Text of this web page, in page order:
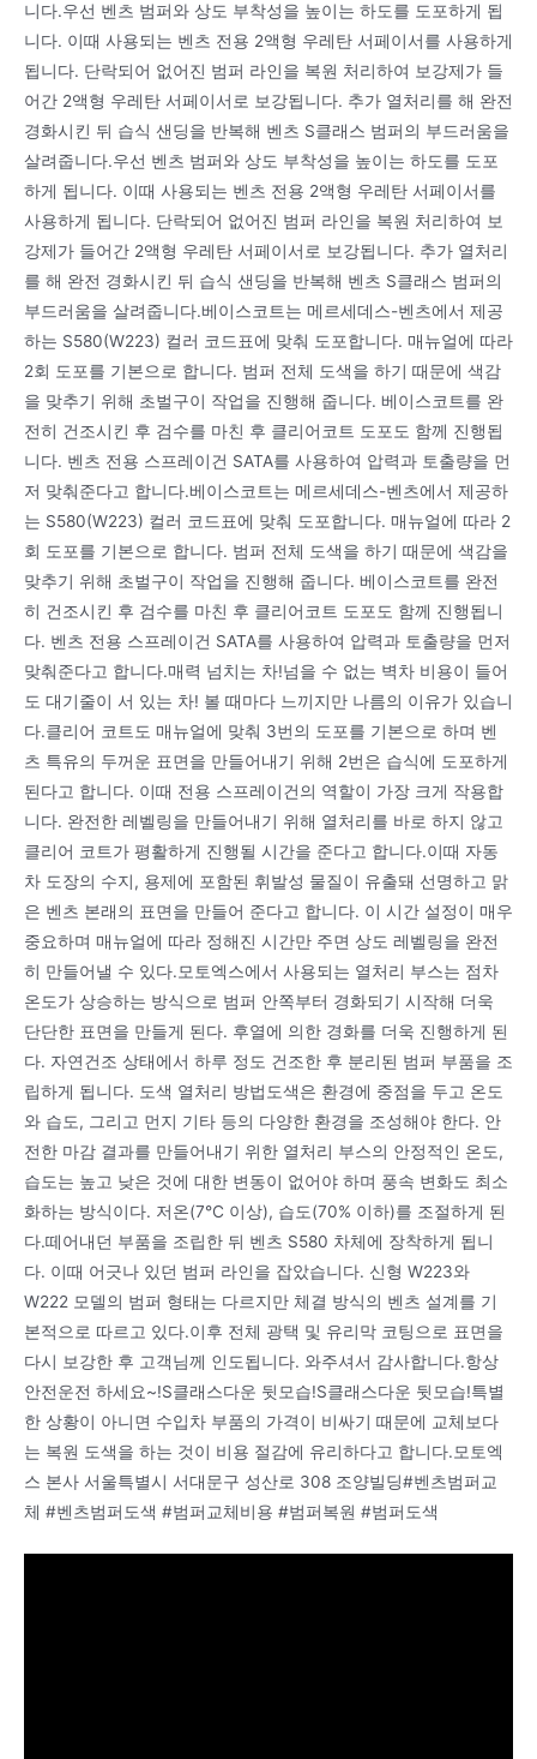
니다.우선 벤츠 범퍼와 상도 부착성을 높이는 하도를 도포하게 됩
니다. 이때 사용되는 벤츠 전용 2액형 우레탄 서페이서를 사용하게
됩니다. 단락되어 없어진 범퍼 라인을 복원 처리하여 보강제가 들
어간 2액형 우레탄 서페이서로 보강됩니다. 추가 열처리를 해 완전
경화시킨 뒤 습식 샌딩을 반복해 벤츠 S클래스 범퍼의 부드러움을
살려줍니다.우선 벤츠 범퍼와 상도 부착성을 높이는 하도를 도포
하게 됩니다. 이때 사용되는 벤츠 전용 2액형 우레탄 서페이서를
사용하게 됩니다. 단락되어 없어진 범퍼 라인을 복원 처리하여 보
강제가 들어간 2액형 우레탄 서페이서로 보강됩니다. 추가 열처리
를 해 완전 경화시킨 뒤 습식 샌딩을 반복해 벤츠 S클래스 범퍼의
부드러움을 살려줍니다.베이스코트는 메르세데스-벤츠에서 제공
하는 S580(W223) 컬러 코드표에 맞춰 도포합니다. 매뉴얼에 따라
2회 도포를 기본으로 합니다. 범퍼 전체 도색을 하기 때문에 색감
을 맞추기 위해 초벌구이 작업을 진행해 줍니다. 베이스코트를 완
전히 건조시킨 후 검수를 마친 후 클리어코트 도포도 함께 진행됩
니다. 벤츠 전용 스프레이건 SATA를 사용하여 압력과 토출량을 먼
저 맞춰준다고 합니다.베이스코트는 메르세데스-벤츠에서 제공하
는 S580(W223) 컬러 코드표에 맞춰 도포합니다. 매뉴얼에 따라 2
회 도포를 기본으로 합니다. 범퍼 전체 도색을 하기 때문에 색감을
맞추기 위해 초벌구이 작업을 진행해 줍니다. 베이스코트를 완전
히 건조시킨 후 검수를 마친 후 클리어코트 도포도 함께 진행됩니
다. 벤츠 전용 스프레이건 SATA를 사용하여 압력과 토출량을 먼저
맞춰준다고 합니다.매력 넘치는 차!넘을 수 없는 벽차 비용이 들어
도 대기줄이 서 있는 차! 볼 때마다 느끼지만 나름의 이유가 있습니
다.클리어 코트도 매뉴얼에 맞춰 3번의 도포를 기본으로 하며 벤
츠 특유의 두꺼운 표면을 만들어내기 위해 2번은 습식에 도포하게
된다고 합니다. 이때 전용 스프레이건의 역할이 가장 크게 작용합
니다. 완전한 레벨링을 만들어내기 위해 열처리를 바로 하지 않고
클리어 코트가 평활하게 진행될 시간을 준다고 합니다.이때 자동
차 도장의 수지, 용제에 포함된 휘발성 물질이 유출돼 선명하고 맑
은 벤츠 본래의 표면을 만들어 준다고 합니다. 이 시간 설정이 매우
중요하며 매뉴얼에 따라 정해진 시간만 주면 상도 레벨링을 완전
히 만들어낼 수 있다.모토엑스에서 사용되는 열처리 부스는 점차
온도가 상승하는 방식으로 범퍼 안쪽부터 경화되기 시작해 더욱
단단한 표면을 만들게 된다. 후열에 의한 경화를 더욱 진행하게 된
다. 자연건조 상태에서 하루 정도 건조한 후 분리된 범퍼 부품을 조
립하게 됩니다. 도색 열처리 방법도색은 환경에 중점을 두고 온도
와 습도, 그리고 먼지 기타 등의 다양한 환경을 조성해야 한다. 안
전한 마감 결과를 만들어내기 위한 열처리 부스의 안정적인 온도,
습도는 높고 낮은 것에 대한 변동이 없어야 하며 풍속 변화도 최소
화하는 방식이다. 저온(7℃ 이상), 습도(70% 이하)를 조절하게 된
다.떼어내던 부품을 조립한 뒤 벤츠 S580 차체에 장착하게 됩니
다. 이때 어긋나 있던 범퍼 라인을 잡았습니다. 신형 W223와
W222 모델의 범퍼 형태는 다르지만 체결 방식의 벤츠 설계를 기
본적으로 따르고 있다.이후 전체 광택 및 유리막 코팅으로 표면을
다시 보강한 후 고객님께 인도됩니다. 와주셔서 감사합니다.항상
안전운전 하세요~!S클래스다운 뒷모습!S클래스다운 뒷모습!특별
한 상황이 아니면 수입차 부품의 가격이 비싸기 때문에 교체보다
는 복원 도색을 하는 것이 비용 절감에 유리하다고 합니다.모토엑
스 본사 서울특별시 서대문구 성산로 308 조양빌딩#벤츠범퍼교
체 #벤츠범퍼도색 #범퍼교체비용 #범퍼복원 #범퍼도색